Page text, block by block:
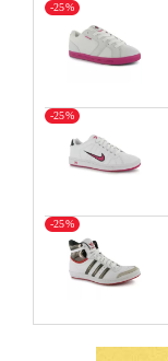
-25%
-25%
-25%